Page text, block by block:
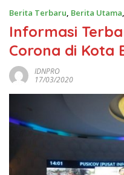
Berita Terbaru, Berita Utama,
Informasi
Corona di Kota
IDNPRO
17/03/2020